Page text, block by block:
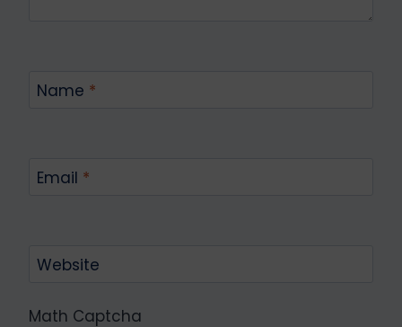
Name *
Email *
Website
Math Captcha